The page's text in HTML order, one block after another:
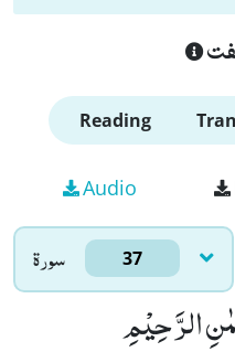
Reading
Audio
سورۃ 37
الرَّحِیْمِ